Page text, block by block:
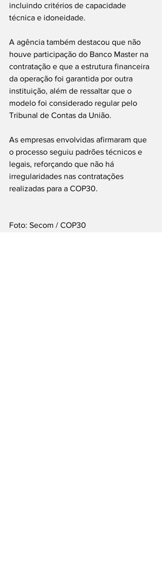
incluindo critérios de capacidade
técnica e idoneidade.
A agência também destacou que não
houve participação do Banco Master na
contratação e que a estrutura financeira
da operação foi garantida por outra
instituição, além de ressaltar que o
modelo foi considerado regular pelo
Tribunal de Contas da União.
As empresas envolvidas afirmaram que
o processo seguiu padrões técnicos e
legais, reforçando que não há
irregularidades nas contratações
realizadas para a COP30.
Foto: Secom / COP30